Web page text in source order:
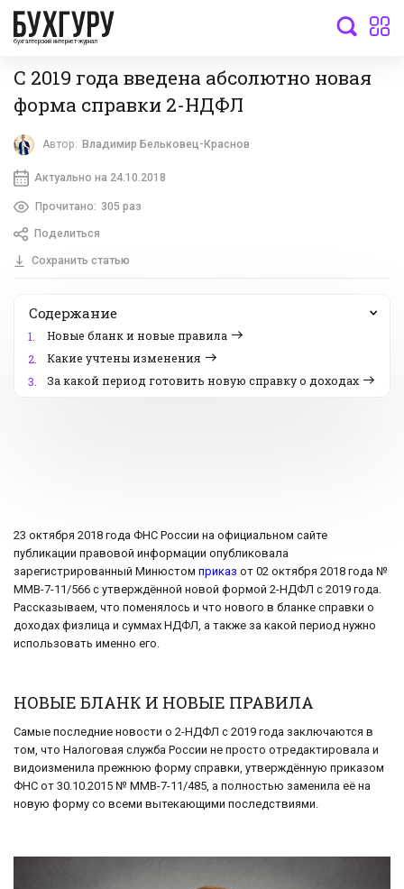
бухгалтерский интернет-журнал
С 2019 года введена абсолютно новая
форма справки 2-НДФЛ
Автор: Владимир Бельковец-Краснов
Актуально на 24.10.2018
Прочитано: 305 раз
Поделиться
Сохранить статью
Содержание
1.
Новые бланк и новые правила
2.
Какие учтены изменения
3.
За какой период готовить новую справку о доходах
23 октября 2018 года ФНС России на официальном сайте
публикации правовой информации опубликовала
зарегистрированный Минюстом приказ от 02 октября 2018 года №
ММВ-7-11/566 с утверждённой новой формой 2-НДФЛ с 2019 года.
Рассказываем, что поменялось и что нового в бланке справки о
доходах физлица и суммах НДФЛ, а также за какой период нужно
использовать именно его.
НОВЫЕ БЛАНК И НОВЫЕ ПРАВИЛА
Самые последние новости о 2-НДФЛ с 2019 года заключаются в
том, что Налоговая служба России не просто отредактировала и
видоизменила прежнюю форму справки, утверждённую приказом
ФНС от 30.10.2015 № ММВ-7-11/485, а полностью заменила её на
новую форму со всеми вытекающими последствиями.